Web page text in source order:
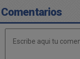
Comentarios